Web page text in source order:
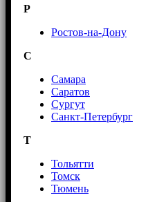
Р
Ростов-на-Дону
С
Самара
Саратов
Сургут
Санкт-Петербург
Т
Тольятти
Томск
Тюмень